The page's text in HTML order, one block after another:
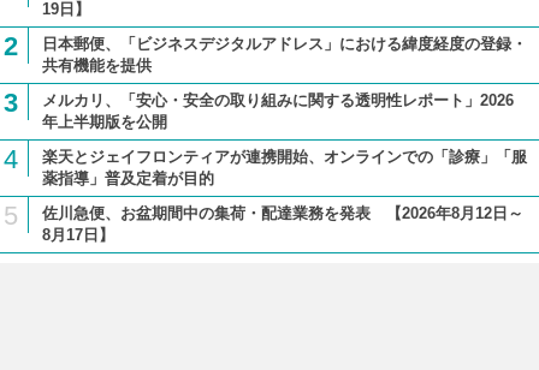
19日】
2
日本郵便、「ビジネスデジタルアドレス」における緯度経度の登録・
共有機能を提供
3
メルカリ、「安心・安全の取り組みに関する透明性レポート」2026
年上半期版を公開
4
楽天とジェイフロンティアが連携開始、オンラインでの「診療」「服
薬指導」普及定着が目的
5
佐川急便、お盆期間中の集荷・配達業務を発表 【2026年8月12日～
8月17日】